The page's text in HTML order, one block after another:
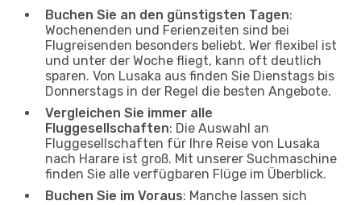
Buchen Sie an den günstigsten Tagen:
Wochenenden und Ferienzeiten sind bei
Flugreisenden besonders beliebt. Wer flexibel ist
und unter der Woche fliegt, kann oft deutlich
sparen. Von Lusaka aus finden Sie Dienstags bis
Donnerstags in der Regel die besten Angebote.
Vergleichen Sie immer alle
Fluggesellschaften: Die Auswahl an
Fluggesellschaften für Ihre Reise von Lusaka
nach Harare ist groß. Mit unserer Suchmaschine
finden Sie alle verfügbaren Flüge im Überblick.
Buchen Sie im Voraus: Manche lassen sich